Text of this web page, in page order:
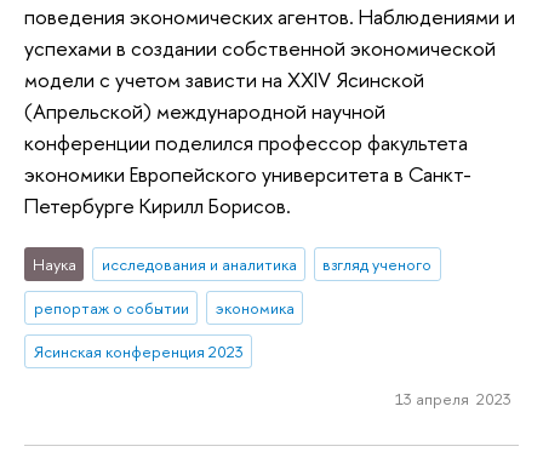
поведения экономических агентов. Наблюдениями и
успехами в создании собственной экономической
модели с учетом зависти на XXIV Ясинской
(Апрельской) международной научной
конференции поделился профессор факультета
экономики Европейского университета в Санкт-
Петербурге Кирилл Борисов.
Наука исследования и аналитика
взгляд ученого
репортаж о событии
экономика
Ясинская конференция 2023
13 апреля 2023